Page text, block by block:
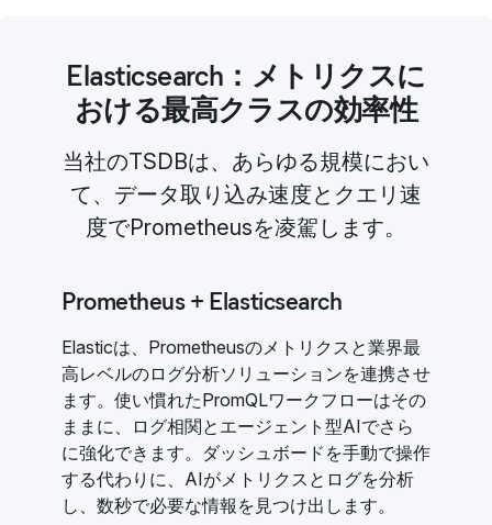
Elasticsearch：メトリクスに
おける最高クラスの効率性
当社のTSDBは、あらゆる規模におい
て、データ取り込み速度とクエリ速
度でPrometheusを凌駕します。
Prometheus + Elasticsearch
Elasticは、Prometheusのメトリクスと業界最
高レベルのログ分析ソリューションを連携させ
ます。使い慣れたPromQLワークフローはその
ままに、ログ相関とエージェント型AIでさら
に強化できます。ダッシュボードを手動で操作
する代わりに、AIがメトリクスとログを分析
し、数秒で必要な情報を見つけ出します。